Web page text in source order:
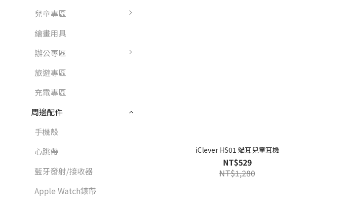
兒童專區
繪畫用具
辦公專區
旅遊專區
充電專區
周邊配件
手機殼
心跳帶
藍牙發射/接收器
Apple Watch錶帶
iClever HS01 貓耳兒童耳機
NT$529
NT$1,280